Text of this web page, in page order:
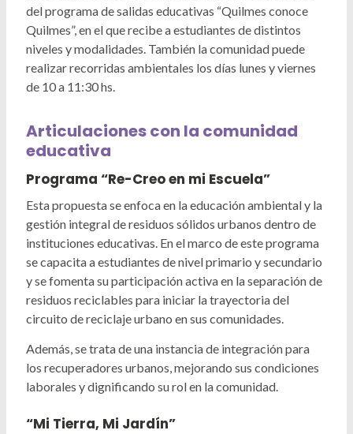
del programa de salidas educativas “Quilmes conoce
Quilmes”, en el que recibe a estudiantes de distintos
niveles y modalidades. También la comunidad puede
realizar recorridas ambientales los días lunes y viernes
de 10 a 11:30 hs.
Articulaciones con la comunidad
educativa
Programa “Re-Creo en mi Escuela”
Esta propuesta se enfoca en la educación ambiental y la
gestión integral de residuos sólidos urbanos dentro de
instituciones educativas. En el marco de este programa
se capacita a estudiantes de nivel primario y secundario
y se fomenta su participación activa en la separación de
residuos reciclables para iniciar la trayectoria del
circuito de reciclaje urbano en sus comunidades.
Además, se trata de una instancia de integración para
los recuperadores urbanos, mejorando sus condiciones
laborales y dignificando su rol en la comunidad.
“Mi Tierra, Mi Jardín”